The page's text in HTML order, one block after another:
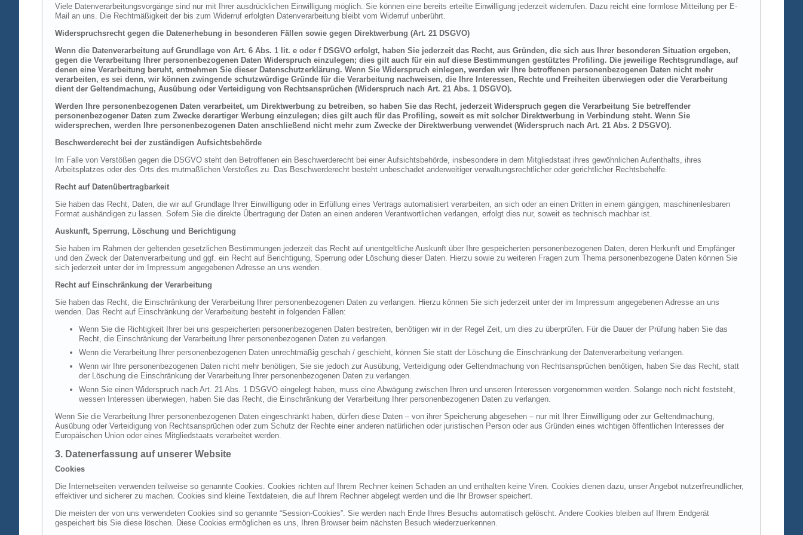
Viele Datenverarbeitungsvorgänge sind nur mit Ihrer ausdrücklichen Einwilligung möglich. Sie können eine bereits erteilte Einwilligung jederzeit widerrufen. Dazu reicht eine formlose Mitteilung per E-
Mail an uns. Die Rechtmäßigkeit der bis zum Widerruf erfolgten Datenverarbeitung bleibt vom Widerruf unberührt.
Widerspruchsrecht gegen die Datenerhebung in besonderen Fällen sowie gegen Direktwerbung (Art. 21 DSGVO)
Wenn die Datenverarbeitung auf Grundlage von Art. 6 Abs. 1 lit. e oder f DSGVO erfolgt, haben Sie jederzeit das Recht, aus Gründen, die sich aus Ihrer besonderen Situation ergeben,
gegen die Verarbeitung Ihrer personenbezogenen Daten Widerspruch einzulegen; dies gilt auch für ein auf diese Bestimmungen gestütztes Profiling. Die jeweilige Rechtsgrundlage, auf
denen eine Verarbeitung beruht, entnehmen Sie dieser Datenschutzerklärung. Wenn Sie Widerspruch einlegen, werden wir Ihre betroffenen personenbezogenen Daten nicht mehr
verarbeiten, es sei denn, wir können zwingende schutzwürdige Gründe für die Verarbeitung nachweisen, die Ihre Interessen, Rechte und Freiheiten überwiegen oder die Verarbeitung
dient der Geltendmachung, Ausübung oder Verteidigung von Rechtsansprüchen (Widerspruch nach Art. 21 Abs. 1 DSGVO).
Werden Ihre personenbezogenen Daten verarbeitet, um Direktwerbung zu betreiben, so haben Sie das Recht, jederzeit Widerspruch gegen die Verarbeitung Sie betreffender
personenbezogener Daten zum Zwecke derartiger Werbung einzulegen; dies gilt auch für das Profiling, soweit es mit solcher Direktwerbung in Verbindung steht. Wenn Sie
widersprechen, werden Ihre personenbezogenen Daten anschließend nicht mehr zum Zwecke der Direktwerbung verwendet (Widerspruch nach Art. 21 Abs. 2 DSGVO).
Beschwerderecht bei der zuständigen Aufsichtsbehörde
Im Falle von Verstößen gegen die DSGVO steht den Betroffenen ein Beschwerderecht bei einer Aufsichtsbehörde, insbesondere in dem Mitgliedstaat ihres gewöhnlichen Aufenthalts, ihres
Arbeitsplatzes oder des Orts des mutmaßlichen Verstoßes zu. Das Beschwerderecht besteht unbeschadet anderweitiger verwaltungsrechtlicher oder gerichtlicher Rechtsbehelfe.
Recht auf Datenübertragbarkeit
Sie haben das Recht, Daten, die wir auf Grundlage Ihrer Einwilligung oder in Erfüllung eines Vertrags automatisiert verarbeiten, an sich oder an einen Dritten in einem gängigen, maschinenlesbaren
Format aushändigen zu lassen. Sofern Sie die direkte Übertragung der Daten an einen anderen Verantwortlichen verlangen, erfolgt dies nur, soweit es technisch machbar ist.
Auskunft, Sperrung, Löschung und Berichtigung
Sie haben im Rahmen der geltenden gesetzlichen Bestimmungen jederzeit das Recht auf unentgeltliche Auskunft über Ihre gespeicherten personenbezogenen Daten, deren Herkunft und Empfänger
und den Zweck der Datenverarbeitung und ggf. ein Recht auf Berichtigung, Sperrung oder Löschung dieser Daten. Hierzu sowie zu weiteren Fragen zum Thema personenbezogene Daten können Sie
sich jederzeit unter der im Impressum angegebenen Adresse an uns wenden.
Recht auf Einschränkung der Verarbeitung
Sie haben das Recht, die Einschränkung der Verarbeitung Ihrer personenbezogenen Daten zu verlangen. Hierzu können Sie sich jederzeit unter der im Impressum angegebenen Adresse an uns
wenden. Das Recht auf Einschränkung der Verarbeitung besteht in folgenden Fällen:
Wenn Sie die Richtigkeit Ihrer bei uns gespeicherten personenbezogenen Daten bestreiten, benötigen wir in der Regel Zeit, um dies zu überprüfen. Für die Dauer der Prüfung haben Sie das
Recht, die Einschränkung der Verarbeitung Ihrer personenbezogenen Daten zu verlangen.
Wenn die Verarbeitung Ihrer personenbezogenen Daten unrechtmäßig geschah / geschieht, können Sie statt der Löschung die Einschränkung der Datenverarbeitung verlangen.
Wenn wir Ihre personenbezogenen Daten nicht mehr benötigen, Sie sie jedoch zur Ausübung, Verteidigung oder Geltendmachung von Rechtsansprüchen benötigen, haben Sie das Recht, statt
der Löschung die Einschränkung der Verarbeitung Ihrer personenbezogenen Daten zu verlangen.
Wenn Sie einen Widerspruch nach Art. 21 Abs. 1 DSGVO eingelegt haben, muss eine Abwägung zwischen Ihren und unseren Interessen vorgenommen werden. Solange noch nicht feststeht,
wessen Interessen überwiegen, haben Sie das Recht, die Einschränkung der Verarbeitung Ihrer personenbezogenen Daten zu verlangen.
Wenn Sie die Verarbeitung Ihrer personenbezogenen Daten eingeschränkt haben, dürfen diese Daten – von ihrer Speicherung abgesehen – nur mit Ihrer Einwilligung oder zur Geltendmachung,
Ausübung oder Verteidigung von Rechtsansprüchen oder zum Schutz der Rechte einer anderen natürlichen oder juristischen Person oder aus Gründen eines wichtigen öffentlichen Interesses der
Europäischen Union oder eines Mitgliedstaats verarbeitet werden.
3. Datenerfassung auf unserer Website
Cookies
Die Internetseiten verwenden teilweise so genannte Cookies. Cookies richten auf Ihrem Rechner keinen Schaden an und enthalten keine Viren. Cookies dienen dazu, unser Angebot nutzerfreundlicher,
effektiver und sicherer zu machen. Cookies sind kleine Textdateien, die auf Ihrem Rechner abgelegt werden und die Ihr Browser speichert.
Die meisten der von uns verwendeten Cookies sind so genannte “Session-Cookies”. Sie werden nach Ende Ihres Besuchs automatisch gelöscht. Andere Cookies bleiben auf Ihrem Endgerät
gespeichert bis Sie diese löschen. Diese Cookies ermöglichen es uns, Ihren Browser beim nächsten Besuch wiederzuerkennen.